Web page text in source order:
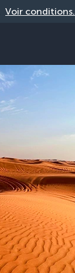
Voir conditions.